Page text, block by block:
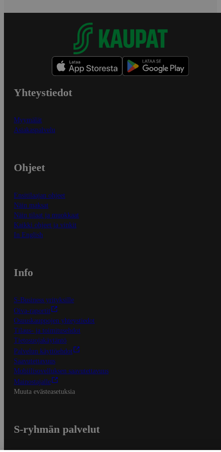
Yhteystiedot
Myymälät
Asiakaspalvelu
Ohjeet
Ensitilaajan ohjeet
Näin maksat
Näin tilaat ja muokkaat
Kaikki ohjeet ja vinkit
In English
Info
S-Business yrityksille
Oiva-raportit
Osuuskauppojen yhteystiedot
Tilaus- ja toimitusehdot
Tietosuojakäytäntö
Palvelun käyttöehdot
Saavutettavuus
Mobiilisovelluksen saavutettavuus
Mainostajalle
Muuta evästeasetuksia
S-ryhmän palvelut